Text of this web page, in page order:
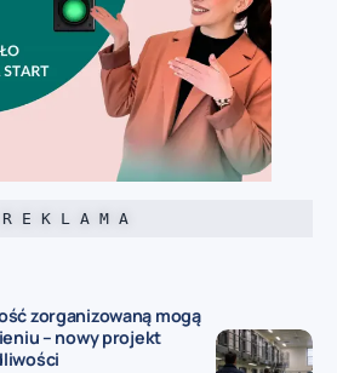
R E K L A M A
zorganizowaną mogą
– nowy projekt